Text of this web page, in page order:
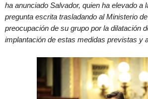
ha anunciado Salvador, quien ha elevado a
pregunta escrita trasladando al Ministerio
preocupación de su grupo por la dilatación
implantación de estas medidas previstas y